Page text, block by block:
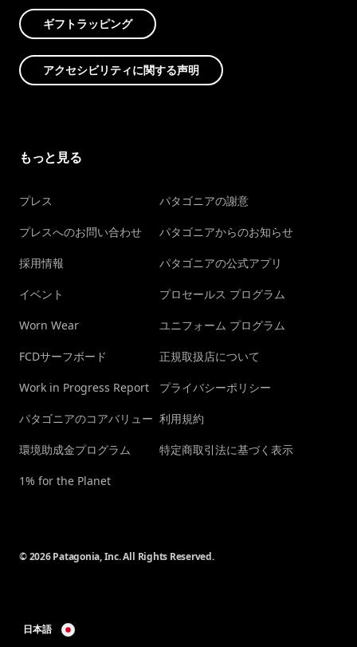
ギフトラッピング
アクセシビリティに関する声明
もっと見る
プレス
プレスへのお問い合わせ
採用情報
イベント
Worn Wear
FCDサーフボード
Work in Progress Report
パタゴニアのコアバリュー
環境助成金プログラム
1% for the Planet
パタゴニアの謝意
パタゴニアからのお知らせ
パタゴニアの公式アプリ
プロセールス プログラム
ユニフォーム プログラム
正規取扱店について
プライバシーポリシー
利用規約
特定商取引法に基づく表示
© 2026 Patagonia, Inc. All Rights Reserved.
日本語